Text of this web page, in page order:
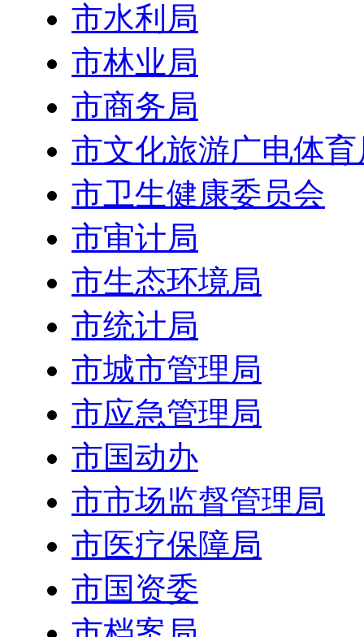
市水利局
市林业局
市商务局
市文化旅游广电体育
市卫生健康委员会
市审计局
市生态环境局
市统计局
市城市管理局
市应急管理局
市国动办
市市场监督管理局
市医疗保障局
市国资委